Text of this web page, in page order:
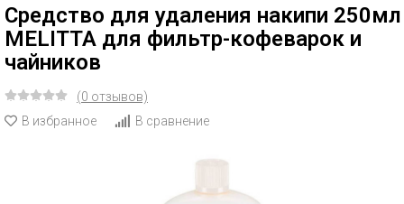
Средство для удаления накипи 250мл
MELITTA для фильтр-кофеварок и
чайников
(0 отзывов)
В избранное
В сравнение